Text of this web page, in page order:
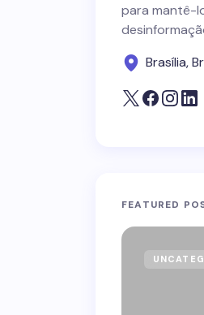
para mantê-
Brasília,
FEATURED